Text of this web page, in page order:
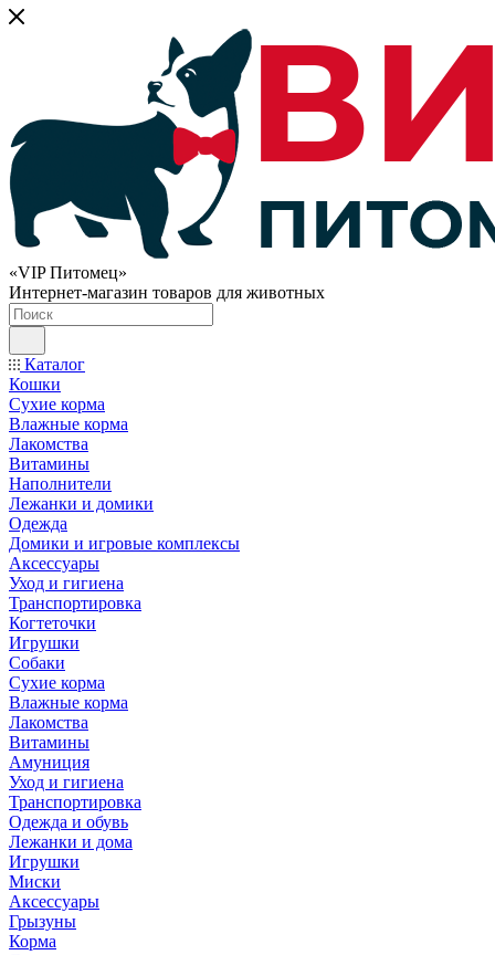
«VIP Питомец»
Интернет-магазин товаров для животных
Каталог
Кошки
Сухие корма
Влажные корма
Лакомства
Витамины
Наполнители
Лежанки и домики
Одежда
Домики и игровые комплексы
Аксессуары
Уход и гигиена
Транспортировка
Когтеточки
Игрушки
Собаки
Сухие корма
Влажные корма
Лакомства
Витамины
Амуниция
Уход и гигиена
Транспортировка
Одежда и обувь
Лежанки и дома
Игрушки
Миски
Аксессуары
Грызуны
Корма